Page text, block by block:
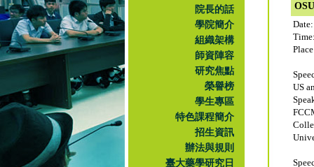
院長的話
學院簡介
組織架構
師資陣容
研究焦點
榮譽榜
學生專區
特色課程簡介
招生資訊
辦法與規則
臺大藥學研究日
US